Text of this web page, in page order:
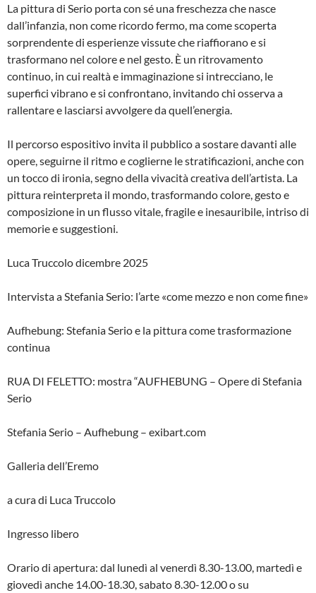
La pittura di Serio porta con sé una freschezza che nasce
dall’infanzia, non come ricordo fermo, ma come scoperta
sorprendente di esperienze vissute che riaffiorano e si
trasformano nel colore e nel gesto. È un ritrovamento
continuo, in cui realtà e immaginazione si intrecciano, le
superfici vibrano e si confrontano, invitando chi osserva a
rallentare e lasciarsi avvolgere da quell’energia.
Il percorso espositivo invita il pubblico a sostare davanti alle
opere, seguirne il ritmo e coglierne le stratificazioni, anche con
un tocco di ironia, segno della vivacità creativa dell’artista. La
pittura reinterpreta il mondo, trasformando colore, gesto e
composizione in un flusso vitale, fragile e inesauribile, intriso di
memorie e suggestioni.
Luca Truccolo dicembre 2025
Intervista a Stefania Serio: l’arte «come mezzo e non come fine»
Aufhebung: Stefania Serio e la pittura come trasformazione
continua
RUA DI FELETTO: mostra “AUFHEBUNG – Opere di Stefania
Serio
Stefania Serio – Aufhebung – exibart.com
Galleria dell’Eremo
a cura di Luca Truccolo
Ingresso libero
Orario di apertura: dal lunedì al venerdì 8.30-13.00, martedì e
giovedì anche 14.00-18.30, sabato 8.30-12.00 o su